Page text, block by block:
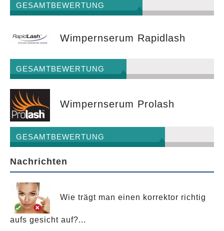
GESAMTBEWERTUNG
Wimpernserum Rapidlash
GESAMTBEWERTUNG
Wimpernserum Prolash
GESAMTBEWERTUNG
Nachrichten
Wie trägt man einen korrektor richtig
aufs gesicht auf?...